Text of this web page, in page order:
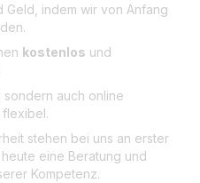
Geld, indem wir von Anfang
kostenlos und
sondern auch online
stehen bei uns an erster
eine Beratung und
Kompetenz.